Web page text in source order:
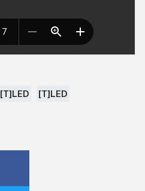
[T]LED [T]LED